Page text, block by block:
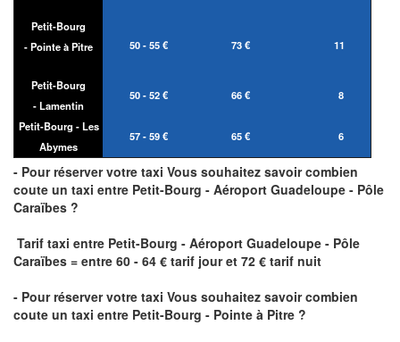
Petit-Bourg
- Pointe à Pitre
50 - 55 € 73 € 11
Petit-Bourg
- Lamentin
50 - 52 € 66 € 8
Petit-Bourg - Les
Abymes
57 - 59 € 65 € 6
- Pour réserver votre taxi Vous souhaitez savoircombien
coute un taxi entre Petit-Bourg - Aéroport Guadeloupe - Pôle
Caraïbes ?
Tarif taxi entre Petit-Bourg - Aéroport Guadeloupe - Pôle
Caraïbes = entre 60 - 64 € tarif jour et 72 € tarif nuit
- Pour réserver votre taxi Vous souhaitez savoircombien
coute un taxi entre Petit-Bourg - Pointe à Pitre ?